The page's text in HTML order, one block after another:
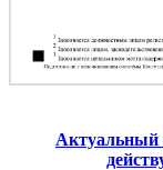
Актуальный